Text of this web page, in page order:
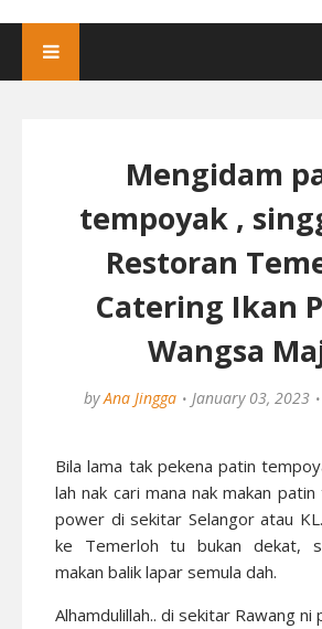
Mengidam
tempoyak ,
Restoran
Catering Ikan
Wangsa
by Ana Jingga January 03, 2023
Bila lama tak pekena patin
lah nak cari mana nak makan
power di sekitar Selangor atau
ke Temerloh tu bukan dekat,
makan balik lapar semula dah.
Alhamdulillah.. di sekitar Rawang ni